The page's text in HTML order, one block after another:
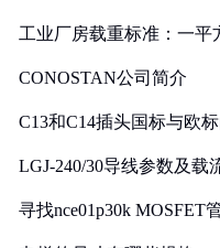
工业厂房载重标准：一平
CONOSTAN公司简介
C13和C14插头国标与欧
LGJ-240/30导线参数及载
寻找nce01p30k MOSFET